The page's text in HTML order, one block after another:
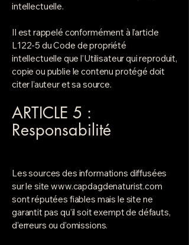
intellectuelle.
Il est rappelé conformément à l’article
L122-5 du Code de propriété
intellectuelle que l’Utilisateur qui reproduit,
copie ou publie le contenu protégé doit
citer l’auteur et sa source.
ARTICLE 5 :
Responsabilité
Les sources des informations diffusées
sur le sitewww.capdagdenaturist.com
sont réputées fiables mais le site ne
garantit pas qu’il soit exempt de défauts,
d’erreurs ou d’omissions.